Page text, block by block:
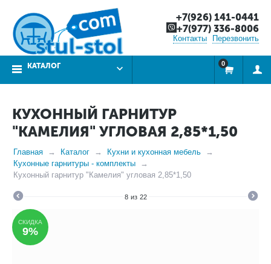
+7(926) 141-0441
+7(977) 336-8006
Контакты Перезвонить
КАТАЛОГ 0
КУХОННЫЙ ГАРНИТУР
"КАМЕЛИЯ" УГЛОВАЯ 2,85*1,50
Главная Каталог
Кухни и кухонная мебель
Кухонные гарнитуры - комплекты
Кухонный гарнитур "Камелия" угловая 2,85*1,50
8 из 22
СКИДКА
9%